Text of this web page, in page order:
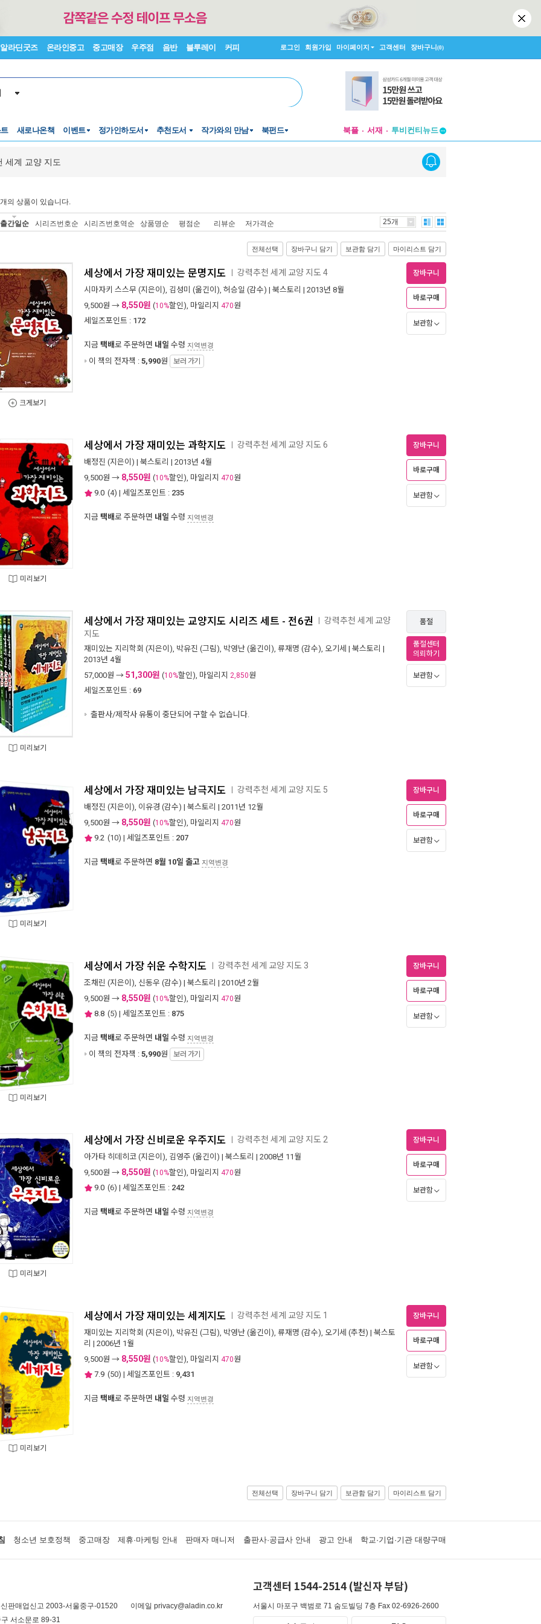
알라딘굿즈 온라인중고 중고매장 우주점 음반 블루레이 커피 로그인 회원가입 마이페이지 고객센터 장바구니(0)
새로나온책 이벤트 정가인하도서 추천도서 작가와의 만남 북펀드 북플 서재
투비컨티뉴드
투비컨티뉴드
세계 교양 지도
개의 상품이 있습니다.
출간일순 시리즈번호순 시리즈번호역순 상품명순 평점순 리뷰순 저가격순 25개
전체선택 장바구니 담기 보관함 담기 마이리스트 담기
크게보기
세상에서 가장 재미있는 문명지도 강력추천 세계 교양 지도 4
시마자키 스스무 (지은이), 김성미 (옮긴이), 허승일 (감수) | 북스토리 | 2013년 8월
9,500원 → 8,550원 (10%할인), 마일리지 470원
세일즈포인트 : 172
지금 택배로 주문하면 내일 수령 지역변경
이 책의 전자책 : 5,990원 보러 가기
장바구니
바로구매
보관함
미리보기
세상에서 가장 재미있는 과학지도 강력추천 세계 교양 지도 6
배정진 (지은이) | 북스토리 | 2013년 4월
9,500원 → 8,550원 (10%할인), 마일리지 470원
9.0 (4) | 세일즈포인트 : 235
지금 택배로 주문하면 내일 수령 지역변경
장바구니
바로구매
보관함
미리보기
세상에서 가장 재미있는 교양지도 시리즈 세트 - 전6권 강력추천 세계 교양
지도
재미있는 지리학회 (지은이), 박유진 (그림), 박영난 (옮긴이), 류재명 (감수), 오기세 | 북스토리 |
2013년 4월
57,000원 → 51,300원 (10%할인), 마일리지 2,850원
세일즈포인트 : 69
출판사/제작사 유통이 중단되어 구할 수 없습니다.
품절
품절센터
의뢰하기
보관함
미리보기
세상에서 가장 재미있는 남극지도 강력추천 세계 교양 지도 5
배정진 (지은이), 이유경 (감수) | 북스토리 | 2011년 12월
9,500원 → 8,550원 (10%할인), 마일리지 470원
9.2 (10) | 세일즈포인트 : 207
지금 택배로 주문하면 8월 10일 출고 지역변경
장바구니
바로구매
보관함
미리보기
세상에서 가장 쉬운 수학지도 강력추천 세계 교양 지도 3
조채린 (지은이), 신동우 (감수) | 북스토리 | 2010년 2월
9,500원 → 8,550원 (10%할인), 마일리지 470원
8.8 (5) | 세일즈포인트 : 875
지금 택배로 주문하면 내일 수령 지역변경
이 책의 전자책 : 5,990원 보러 가기
장바구니
바로구매
보관함
미리보기
세상에서 가장 신비로운 우주지도 강력추천 세계 교양 지도 2
아가타 히데히코 (지은이), 김영주 (옮긴이) | 북스토리 | 2008년 11월
9,500원 → 8,550원 (10%할인), 마일리지 470원
9.0 (6) | 세일즈포인트 : 242
지금 택배로 주문하면 내일 수령 지역변경
장바구니
바로구매
보관함
미리보기
세상에서 가장 재미있는 세계지도 강력추천 세계 교양 지도 1
재미있는 지리학회 (지은이), 박유진 (그림), 박영난 (옮긴이), 류재명 (감수), 오기세 (추천) | 북스토
리 | 2006년 1월
9,500원 → 8,550원 (10%할인), 마일리지 470원
7.9 (50) | 세일즈포인트 : 9,431
지금 택배로 주문하면 내일 수령 지역변경
장바구니
바로구매
보관함
전체선택 장바구니 담기 보관함 담기 마이리스트 담기
청소년 보호정책 중고매장 제휴·마케팅 안내 판매자 매니저 출판사·공급사 안내 광고 안내 학교·기업·기관 대량구매
판매업신고 2003-서울중구-01520
이메일 privacy@aladin.co.kr
서소문로 89-31
고객센터 1544-2514 (발신자 부담)
서울시 마포구 백범로 71 숨도빌딩 7층 Fax 02-6926-2600